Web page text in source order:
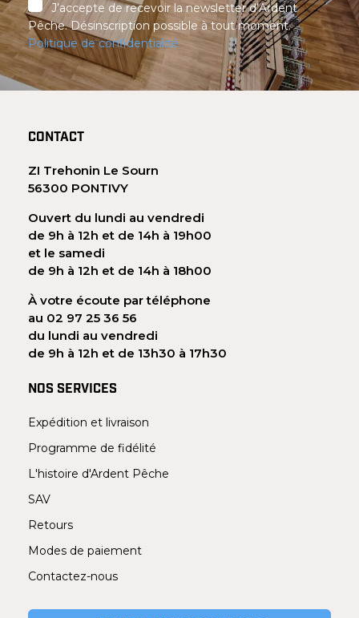
J’accepte de recevoir la newsletter d’Ardent
Pêche. Désinscription possible à tout moment.
Politique de confidentialité
CONTACT
ZI Trehonin Le Sourn
56300 PONTIVY
Ouvert du lundi au vendredi
de 9h à 12h et de 14h à 19h00
et le samedi
de 9h à 12h et de 14h à 18h00
À votre écoute par téléphone
au 02 97 25 36 56
du lundi au vendredi
de 9h à 12h et de 13h30 à 17h30
NOS SERVICES
Expédition et livraison
Programme de fidélité
L'histoire d'Ardent Pêche
SAV
Retours
Modes de paiement
Contactez-nous